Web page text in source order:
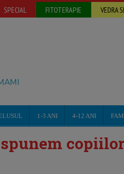
SPECIAL FITOTERAPIE VEDRA
1-3 ANI 4-12 ANI